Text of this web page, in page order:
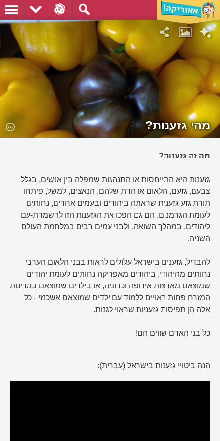
מהי גזענות?
מה זה גזענות?
גזענות היא התייחסות או התנהגות שמפלה בין אנשים, בגלל
צבעם, גזעם, הלאום או הדת שלהם. הנאצים, למשל, פיתחו
תורת גזע גזענית שראתה ביהודים ובעמים אחרים, נחותים
לעומת הגרמנים. הם גם הפכו את הגזענות הזו להשמדת-עם
ליהודים, במהלך השואה, ולבני עמים רבים במלחמת העולם
השניה.
להבדיל, גזענים בישראל עלולים לראות בבני הלאום הערבי
נחותים מהיהודי, ביהודים מאפריקה נחותים לעומת יהודים
שמוצאם מארצות אירופה וכדומה, או בילדים שמוצאם במדינות
המזרח פחות ראויים ללמוד עם ילדים שמוצאם אשכנזי - כל
אלה הן תפיסות גזעניות שראוי לגנות.
כל בני האדם שווים הם!
הנה ביטויי גזענות בישראל (עברית):